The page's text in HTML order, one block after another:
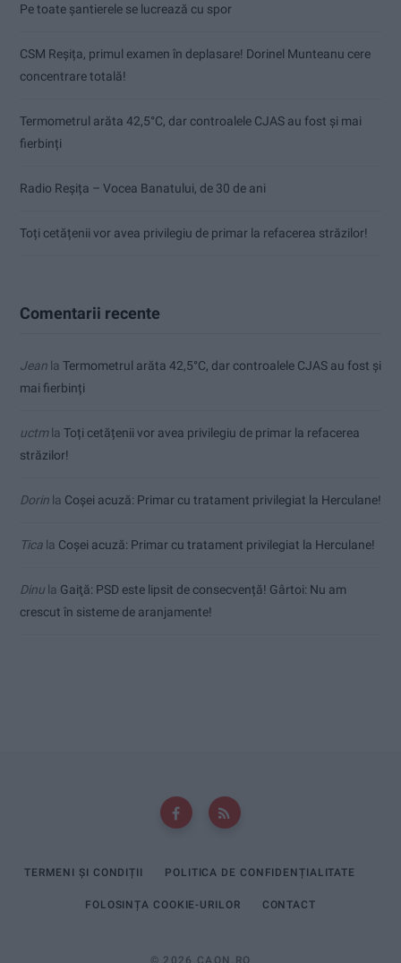
Pe toate șantierele se lucrează cu spor
CSM Reșița, primul examen în deplasare! Dorinel Munteanu cere
concentrare totală!
Termometrul arăta 42,5°C, dar controalele CJAS au fost și mai
fierbinți
Radio Reșița – Vocea Banatului, de 30 de ani
Toți cetățenii vor avea privilegiu de primar la refacerea străzilor!
Comentarii recente
Jean la Termometrul arăta 42,5°C, dar controalele CJAS au fost și
mai fierbinți
uctmla Toți cetățenii vor avea privilegiu de primar la refacerea
străzilor!
Dorin la Coșei acuză: Primar cu tratament privilegiat la Herculane!
Tica la Coșei acuză: Primar cu tratament privilegiat la Herculane!
Dinu la Gaiţă: PSD este lipsit de consecvență! Gârtoi: Nu am
crescut în sisteme de aranjamente!
TERMENI ȘI CONDIȚII POLITICA DE CONFIDENȚIALITATE
FOLOSINȚA COOKIE-URILOR CONTACT
© 2026 CAON.RO